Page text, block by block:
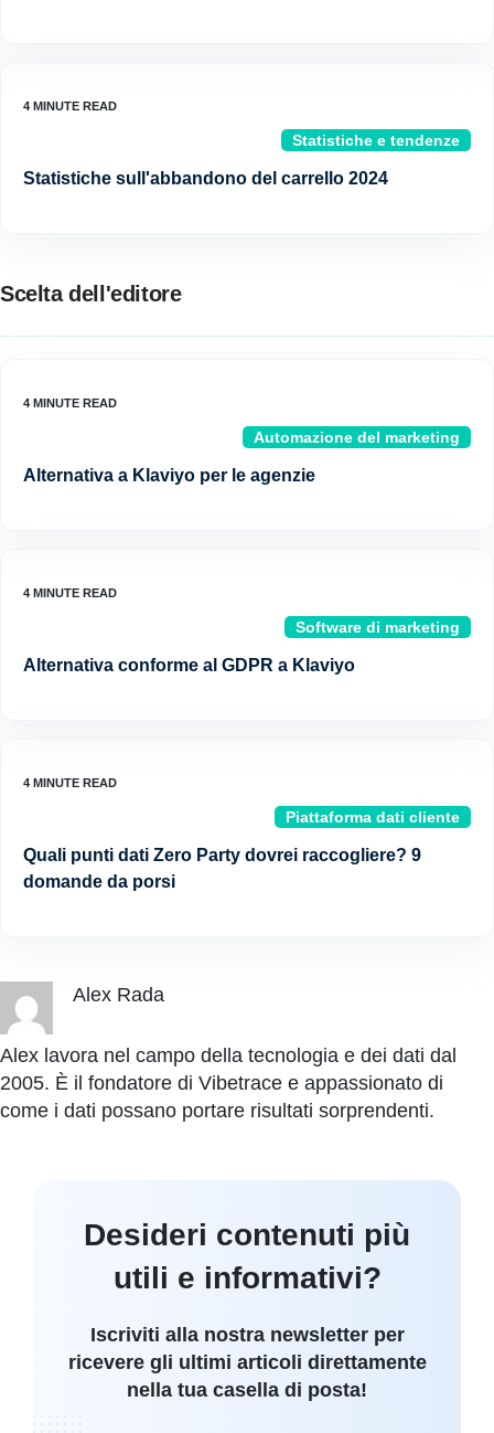
Statistiche e tendenze
Statistiche sull'abbandono del carrello 2024
Scelta dell'editore
Automazione del marketing
Alternativa a Klaviyo per le agenzie
Software di marketing
Alternativa conforme al GDPR a Klaviyo
Piattaforma dati cliente
Quali punti dati Zero Party dovrei raccogliere? 9
domande da porsi
Alex Rada
Alex lavora nel campo della tecnologia e dei dati dal
2005. È il fondatore di Vibetrace e appassionato di
come i dati possano portare risultati sorprendenti.
Desideri contenuti più
utili e informativi?
Iscriviti alla nostra newsletter per
ricevere gli ultimi articoli direttamente
nella tua casella di posta!